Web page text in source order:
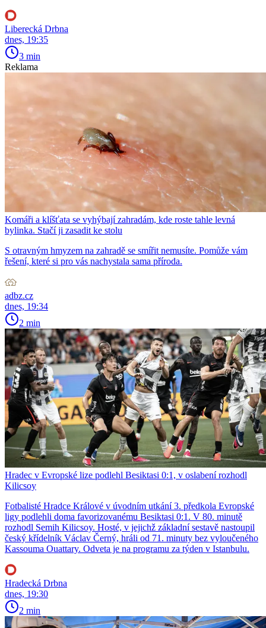
Liberecká Drbna
dnes, 19:35
3 min
Reklama
Komáři a klíšťata se vyhýbají zahradám, kde roste tahle levná
bylinka. Stačí ji zasadit ke stolu
S otravným hmyzem na zahradě se smířit nemusíte. Pomůže vám
řešení, které si pro vás nachystala sama příroda.
adbz.cz
dnes, 19:34
2 min
Hradec v Evropské lize podlehl Besiktasi 0:1, v oslabení rozhodl
Kilicsoy
Fotbalisté Hradce Králové v úvodním utkání 3. předkola Evropské
ligy podlehli doma favorizovanému Besiktasi 0:1. V 80. minutě
rozhodl Semih Kilicsoy. Hosté, v jejichž základní sestavě nastoupil
český křídelník Václav Černý, hráli od 71. minuty bez vyloučeného
Kassouma Ouattary. Odveta je na programu za týden v Istanbulu.
Hradecká Drbna
dnes, 19:30
2 min